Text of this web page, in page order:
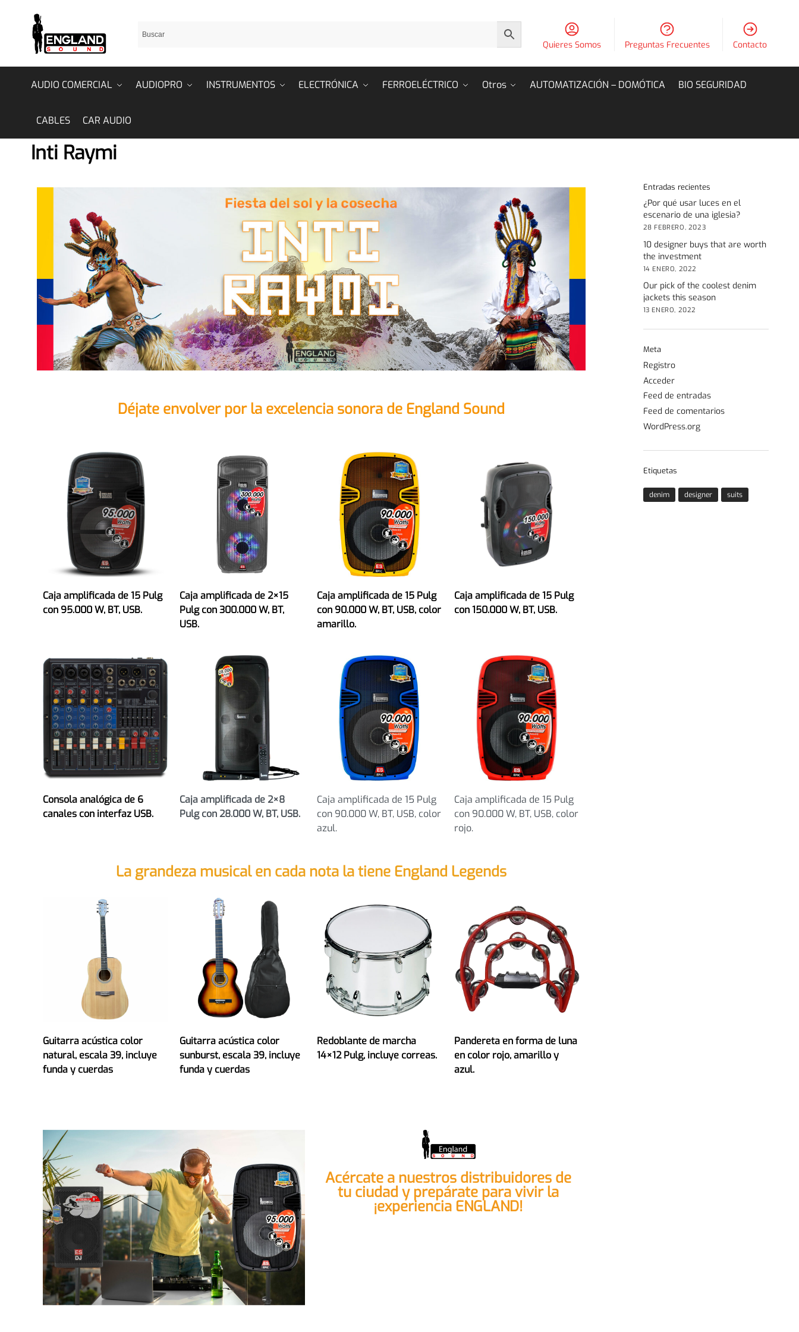
Quieres Somos Preguntas Frecuentes Contacto
AUDIO COMERCIAL AUDIOPRO INSTRUMENTOS ELECTRÓNICA FERROELÉCTRICO Otros AUTOMATIZACIÓN – DOMÓTICA BIO SEGURIDAD
CABLES CAR AUDIO
Inti Raymi
Déjate envolver por la excelencia sonora de England Sound
Caja amplificada de 15 Pulg
con 95.000 W, BT, USB.
Caja amplificada de 2×15
Pulg con 300.000 W, BT,
USB.
Caja amplificada de 15 Pulg
con 90.000 W, BT, USB, color
amarillo.
Caja amplificada de 15 Pulg
con 150.000 W, BT, USB.
Consola analógica de 6
canales con interfaz USB.
Caja amplificada de 2×8
Pulg con 28.000 W, BT, USB.
Caja amplificada de 15 Pulg
con 90.000 W, BT, USB, color
azul.
Caja amplificada de 15 Pulg
con 90.000 W, BT, USB, color
rojo.
La grandeza musical en cada nota la tiene England Legends
Guitarra acústica color
natural, escala 39, incluye
funda y cuerdas
Guitarra acústica color
sunburst, escala 39, incluye
funda y cuerdas
Redoblante de marcha
14×12 Pulg, incluye correas.
Pandereta en forma de luna
en color rojo, amarillo y
azul.
Acércate a nuestros distribuidores de
tu ciudad y prepárate para vivir la
¡experiencia ENGLAND!
Entradas recientes
¿Por qué usar luces en el
escenario de una iglesia?
28 FEBRERO, 2023
10 designer buys that are worth
the investment
14 ENERO, 2022
Our pick of the coolest denim
jackets this season
13 ENERO, 2022
Meta
Registro
Acceder
Feed de entradas
Feed de comentarios
WordPress.org
Etiquetas
denim designer suits